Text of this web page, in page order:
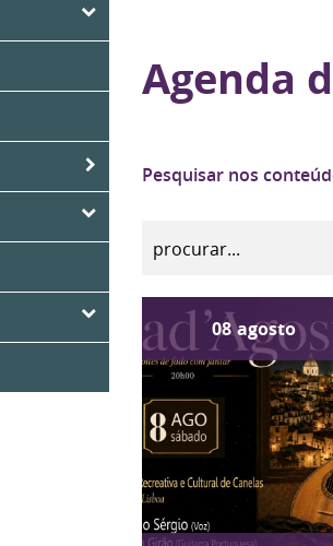
Agenda
Pesquisar nos
08 agosto